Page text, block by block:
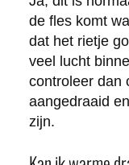
de fles komt
dat het rietje
veel lucht
controleer dan
aangedraaid
zijn.